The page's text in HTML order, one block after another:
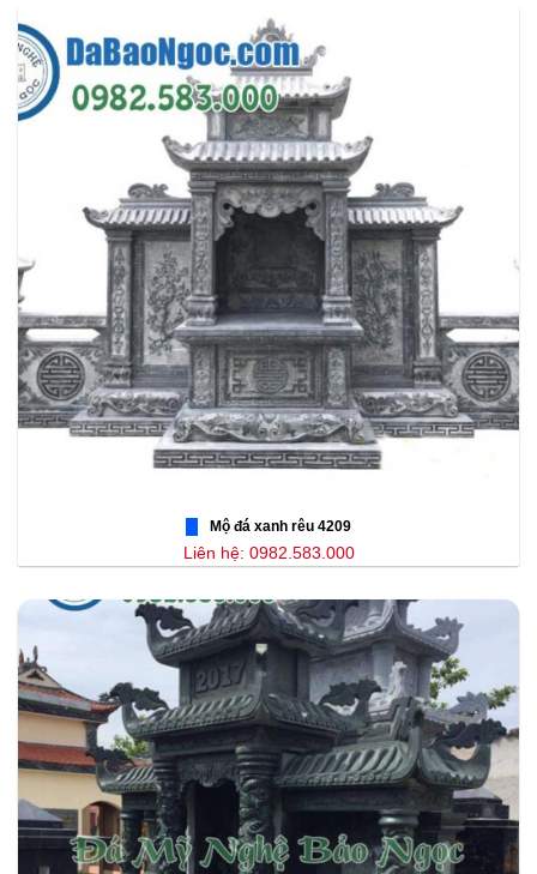
Mộ đá xanh rêu 4209
Liên hệ: 0982.583.000